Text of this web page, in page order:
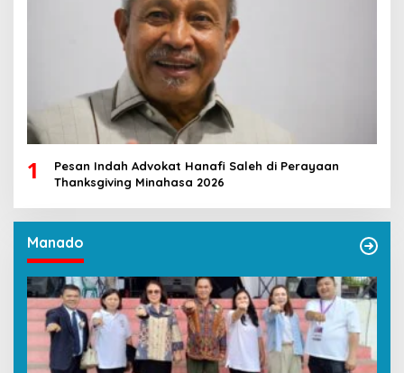
1
Pesan Indah Advokat Hanafi Saleh di Perayaan
Thanksgiving Minahasa 2026
Manado